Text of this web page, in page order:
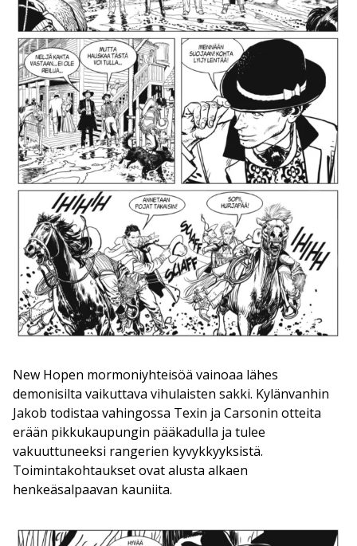
New Hopen mormoniyhteisöä vainoaa lähes
demonisilta vaikuttava vihulaisten sakki. Kylänvanhin
Jakob todistaa vahingossa Texin ja Carsonin otteita
erään pikkukaupungin pääkadulla ja tulee
vakuuttuneeksi rangerien kyvykkyyksistä.
Toimintakohtaukset ovat alusta alkaen
henkeäsalpaavan kauniita.